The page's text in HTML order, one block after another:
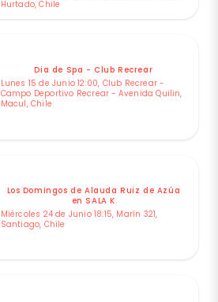
Hurtado, Chile
Dia de Spa - Club Recrear
Lunes 15 de Junio 12:00, Club Recrear -
Campo Deportivo Recrear - Avenida Quilin,
Macul, Chile
Los Domingos de Alauda Ruiz de Azúa
en SALA K
Miércoles 24 de Junio 18:15, Marín 321,
Santiago, Chile